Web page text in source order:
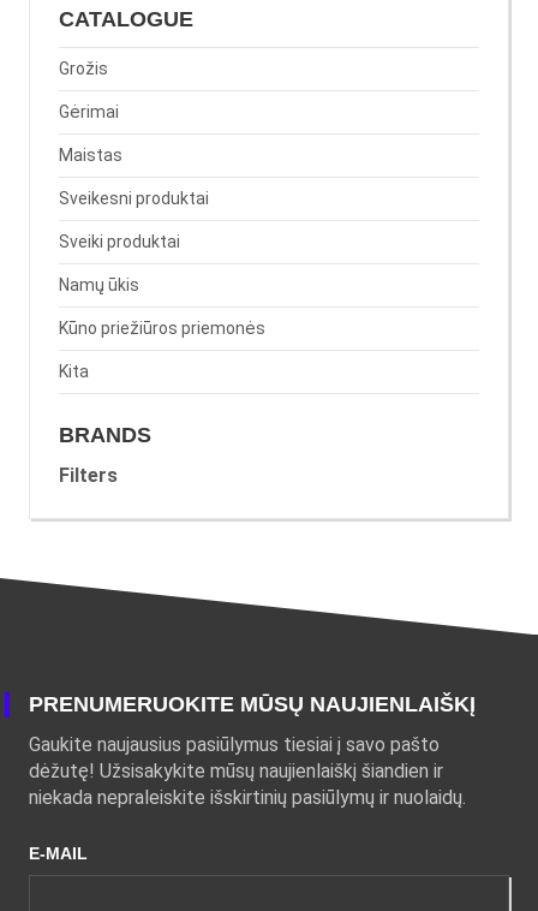
CATALOGUE
Grožis
Gėrimai
Maistas
Sveikesni produktai
Sveiki produktai
Namų ūkis
Kūno priežiūros priemonės
Kita
BRANDS
Filters
PRENUMERUOKITE MŪSŲ NAUJIENLAIŠKĮ
Gaukite naujausius pasiūlymus tiesiai į savo pašto
dėžutę! Užsisakykite mūsų naujienlaiškį šiandien ir
niekada nepraleiskite išskirtinių pasiūlymų ir nuolaidų.
E-MAIL